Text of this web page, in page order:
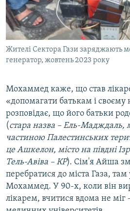
Жителі Сектора Гази заряджають
генератор, жовтень 2023 року
Мохаммед каже, що став
«допомагати батькам і своєму
розповідає, що його батьки
(стара назва – Ель-Мадждаль,
частиною Палестинських
це Ашкелон, місто на півдні
Тель-Авіва – КР). Сім'я Айша
перебратися до міста Газа,
Мохаммед. У 90-х, коли він
лікарем, вчитися вдома не міг